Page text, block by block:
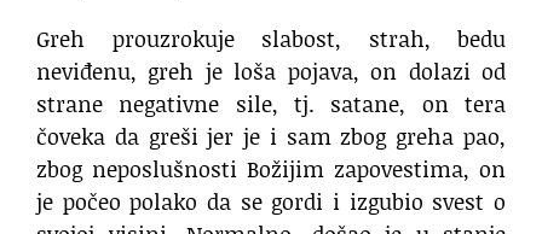
Greh prouzrokuje slabost, strah, bedu
neviđenu, greh je loša pojava, on dolazi od
strane negativne sile, tj. satane, on tera
čoveka da greši jer je i sam zbog greha pao,
zbog neposlušnosti Božijim zapovestima, on
je počeo polako da se gordi i izgubio svest o